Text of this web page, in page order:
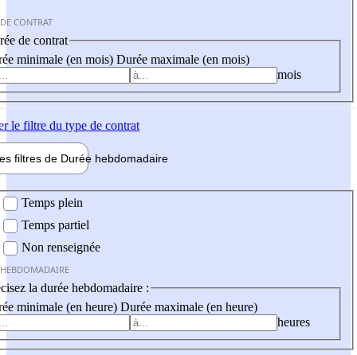
CONTRAT
de contrat
minimale (en mois) Durée maximale (en mois)
mois
le filtre du type de contrat
filtres de Durée hebdomadaire
Temps plein
Temps partiel
Non renseignée
la durée hebdomadaire :
minimale (en heure) Durée maximale (en heure)
heures